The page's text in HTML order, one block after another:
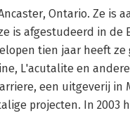
Ontario. Ze is
is afgestudeerd in de
tien jaar heeft
L'acutalite en
een uitgeverij in
projecten. In 2003